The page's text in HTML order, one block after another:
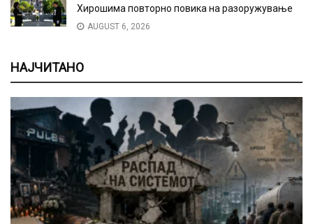
Хирошима повторно повика на разоружување
AUGUST 6, 2026
НАЈЧИТАНО